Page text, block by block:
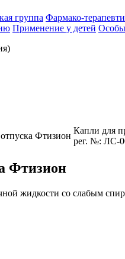
группа Фармако-
Применение у детей
Фтизион
Капли для
рег. №: ЛС-
Фтизион
жидкости со слабым